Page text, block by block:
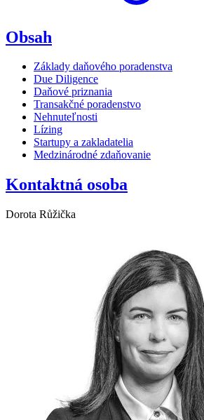
Obsah
Základy daňového poradenstva
Due Diligence
Daňové priznania
Transakčné poradenstvo
Nehnuteľnosti
Lízing
Startupy a zakladatelia
Medzinárodné zdaňovanie
Kontaktná osoba
Dorota Růžička